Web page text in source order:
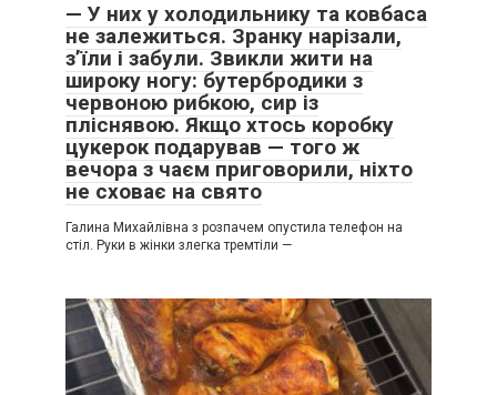
— У них у холодильнику та ковбаса
не залежиться. Зранку нарізали,
з’їли і забули. Звикли жити на
широку ногу: бутербродики з
червоною рибкою, сир із
пліснявою. Якщо хтось коробку
цукерок подарував — того ж
вечора з чаєм приговорили, ніхто
не сховає на свято
Галина Михайлівна з розпачем опустила телефон на
стіл. Руки в жінки злегка тремтіли —